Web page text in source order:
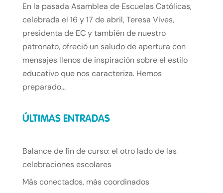
En la pasada Asamblea de Escuelas Católicas,
celebrada el 16 y 17 de abril, Teresa Vives,
presidenta de EC y también de nuestro
patronato, ofreció un saludo de apertura con
mensajes llenos de inspiración sobre el estilo
educativo que nos caracteriza. Hemos
preparado...
ÚLTIMAS ENTRADAS
Balance de fin de curso: el otro lado de las
celebraciones escolares
Más conectados, más coordinados